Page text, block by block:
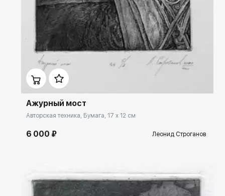
Домен: rakovgallery.ru
Ажурный мост
Авторская техника, Бумага, 17 x 12 см
6 000 ₽ Леонид Строганов